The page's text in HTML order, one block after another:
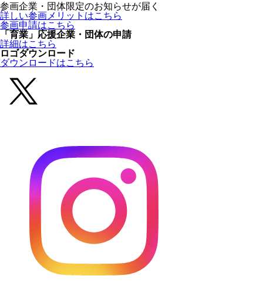
参画企業・団体限定のお知らせが届く
詳しい参画メリットはこちら
参画申請はこちら
「育業」応援企業・団体の申請
詳細はこちら
ロゴダウンロード
ダウンロードはこちら